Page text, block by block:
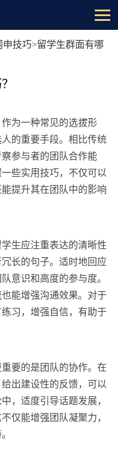
申技巧>留学生群面有哪
为一种常见的选拔形
的重要手段。相比传统
参与者的团队合作能
些实用技巧，不仅可以
提升其在团队中的影响
生应注重表达的清晰性
长的句子。适时地回应
意识和高度的参与度。
能增强沟通效果。对于
习，增强自信，有助于
要的是团队的协作。在
出建设性的反馈，可以
，适度引导话题发展，
仅能增强团队凝聚力，